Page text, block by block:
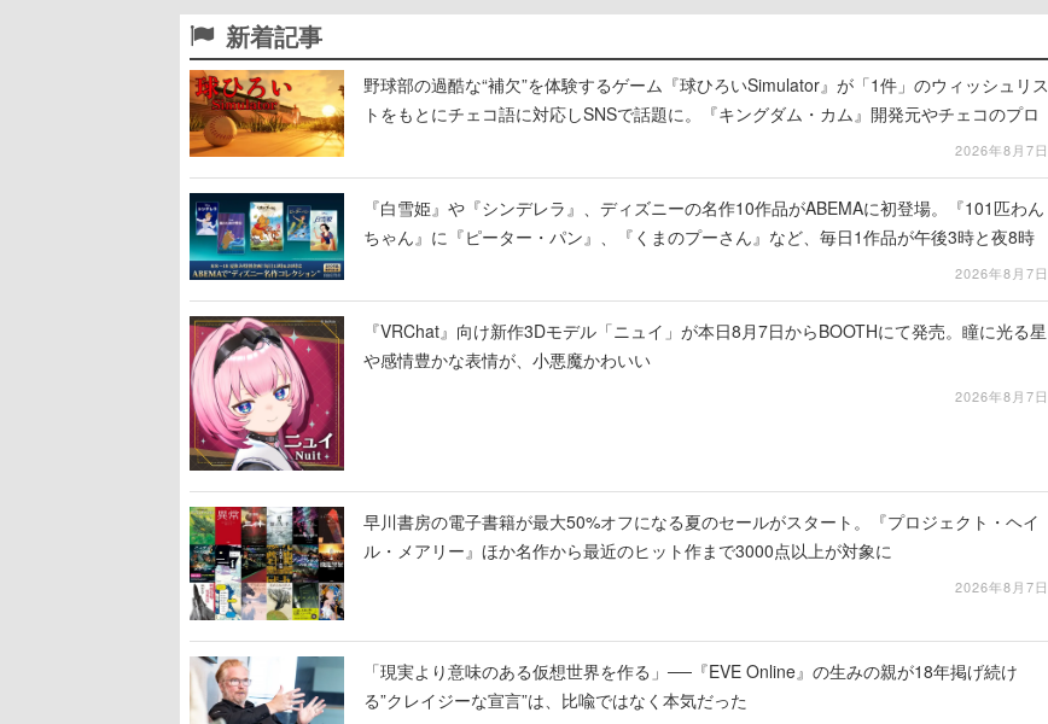
新着記事
野球部の過酷な“補欠”を体験するゲーム『球ひろいSimulator』が「1件」のウィッシュリス
トをもとにチェコ語に対応しSNSで話題に。『キングダム・カム』開発元やチェコのプロ
2026年8月7日
『白雪姫』や『シンデレラ』、ディズニーの名作10作品がABEMAに初登場。『101匹わん
ちゃん』に『ピーター・パン』、『くまのプーさん』など、毎日1作品が午後3時と夜8時
2026年8月7日
『VRChat』向け新作3Dモデル「ニュイ」が本日8月7日からBOOTHにて発売。瞳に光る星
や感情豊かな表情が、小悪魔かわいい
2026年8月7日
早川書房の電子書籍が最大50%オフになる夏のセールがスタート。『プロジェクト・ヘイ
ル・メアリー』ほか名作から最近のヒット作まで3000点以上が対象に
2026年8月7日
「現実より意味のある仮想世界を作る」──『EVE Online』の生みの親が18年掲げ続け
る”クレイジーな宣言”は、比喩ではなく本気だった